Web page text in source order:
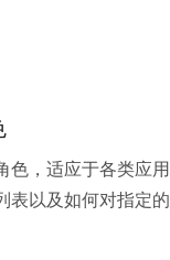
色，适应于各类应
表以及如何对指定